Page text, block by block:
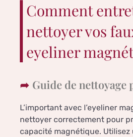
Comment
nettoyer vos
eyeliner
Guide de nettoyage
L’important avec l’eyeliner
nettoyer correctement pour
capacité magnétique.